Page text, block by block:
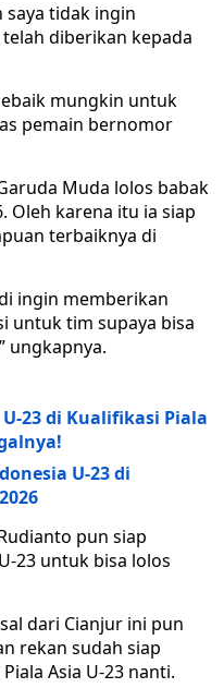
saya tidak ingin
diberikan kepada
mungkin untuk
pemain bernomor
Muda lolos babak
Oleh karena itu ia siap
terbaiknya di
ingin memberikan
untuk tim supaya bisa
ungkapnya.
23 di Kualifikasi Piala
U-23 di
pun siap
23 untuk bisa lolos
dari Cianjur ini pun
rekan sudah siap
Asia U-23 nanti.